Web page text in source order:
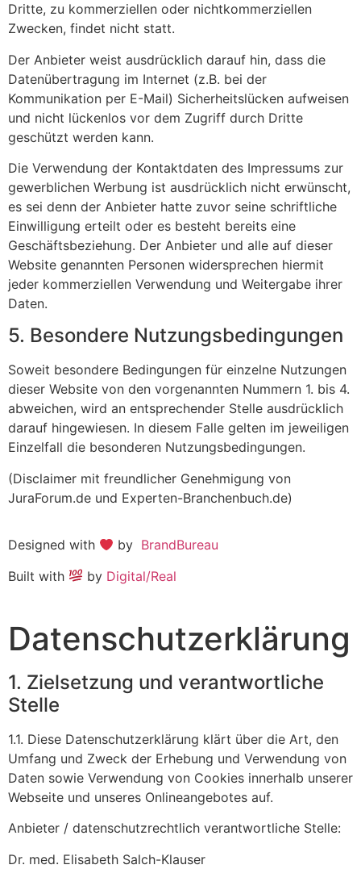
Dritte, zu kommerziellen oder nichtkommerziellen
Zwecken, findet nicht statt.
Der Anbieter weist ausdrücklich darauf hin, dass die
Datenübertragung im Internet (z.B. bei der
Kommunikation per E-Mail) Sicherheitslücken aufweisen
und nicht lückenlos vor dem Zugriff durch Dritte
geschützt werden kann.
Die Verwendung der Kontaktdaten des Impressums zur
gewerblichen Werbung ist ausdrücklich nicht erwünscht,
es sei denn der Anbieter hatte zuvor seine schriftliche
Einwilligung erteilt oder es besteht bereits eine
Geschäftsbeziehung. Der Anbieter und alle auf dieser
Website genannten Personen widersprechen hiermit
jeder kommerziellen Verwendung und Weitergabe ihrer
Daten.
5. Besondere Nutzungsbedingungen
Soweit besondere Bedingungen für einzelne Nutzungen
dieser Website von den vorgenannten Nummern 1. bis 4.
abweichen, wird an entsprechender Stelle ausdrücklich
darauf hingewiesen. In diesem Falle gelten im jeweiligen
Einzelfall die besonderen Nutzungsbedingungen.
(Disclaimer mit freundlicher Genehmigung von
JuraForum.de und Experten-Branchenbuch.de)
Designed with by BrandBureau
Built with
by Digital/Real
Datenschutzerklärung
1. Zielsetzung und verantwortliche
Stelle
1.1. Diese Datenschutzerklärung klärt über die Art, den
Umfang und Zweck der Erhebung und Verwendung von
Daten sowie Verwendung von Cookies innerhalb unserer
Webseite und unseres Onlineangebotes auf.
Anbieter / datenschutzrechtlich verantwortliche Stelle:
Dr. med. Elisabeth Salch-Klauser